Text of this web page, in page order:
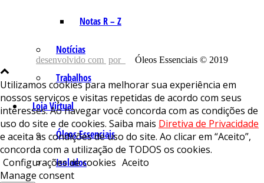
Notas R – Z
Notícias
Trabalhos
Loja Virtual
Óleos Essenciais
Isolados
desenvolvido com por Óleos Essenciais © 2019
Utilizamos cookies para melhorar sua experiência em
nossos serviços e visitas repetidas de acordo com seus
interesses. Ao navegar você concorda com as condições de
uso do site e de cookies. Saiba mais Diretiva de Privacidade
e aceita as condições de uso do site. Ao clicar em “Aceito”,
concorda com a utilização de TODOS os cookies.
Configurações de cookies Aceito
Manage consent